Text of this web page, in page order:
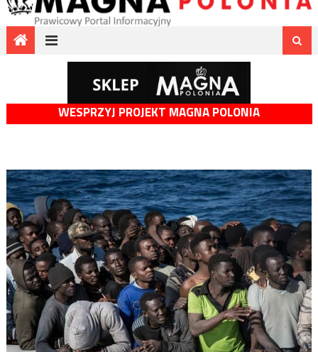
WESPRZYJ PROJEKT MAGNA POLONIA